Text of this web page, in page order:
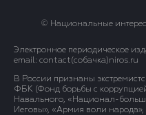
© Национальные
Электронное периодическое
email: contact(сoбaчка)niros.ru
В России признаны
ФБК (Фонд борьбы с
Навального, «Национал-
Иеговы», «Армия воли